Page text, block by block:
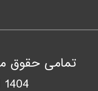
1404